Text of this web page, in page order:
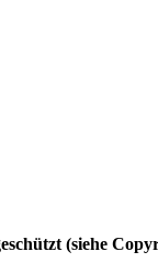
(siehe